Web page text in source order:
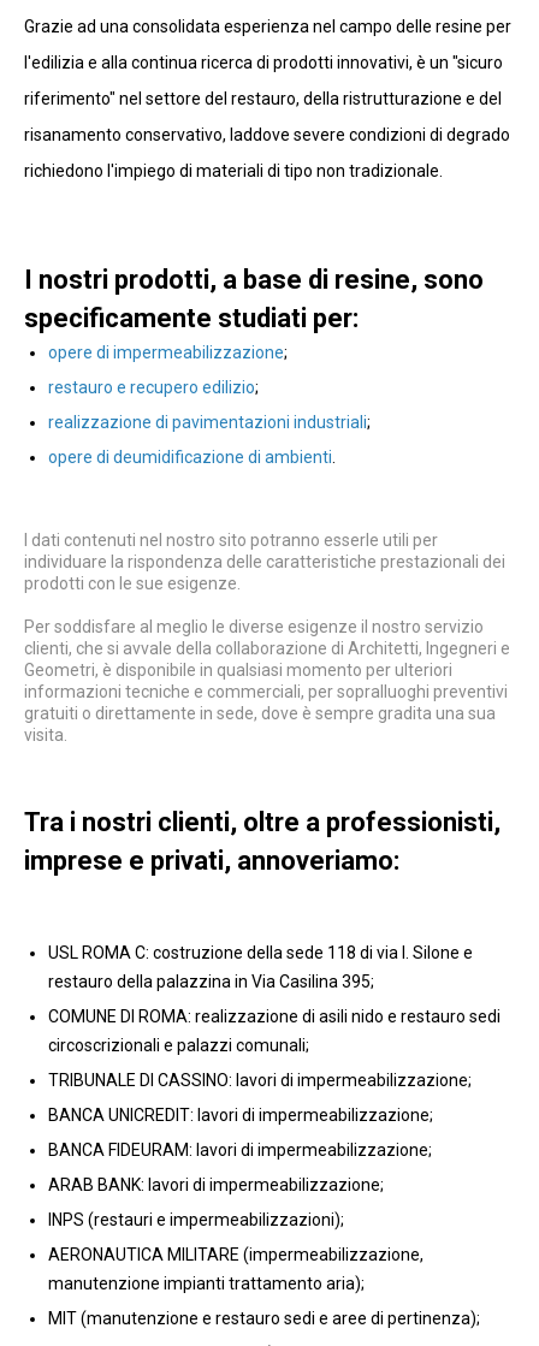
Grazie ad una consolidata esperienza nel campo delle resine per
l'edilizia e alla continua ricerca di prodotti innovativi, è un "sicuro
riferimento" nel settore del restauro, della ristrutturazione e del
risanamento conservativo, laddove severe condizioni di degrado
richiedono l'impiego di materiali di tipo non tradizionale.
I nostri prodotti, a base di resine, sono
specificamente studiati per:
opere di impermeabilizzazione;
restauro e recupero edilizio;
realizzazione di pavimentazioni industriali;
opere di deumidificazione di ambienti
I dati contenuti nel nostro sito potranno esserle utili per
individuare la rispondenza delle caratteristiche prestazionali dei
prodotti con le sue esigenze.
Per soddisfare al meglio le diverse esigenze il nostro servizio
clienti, che si avvale della collaborazione di Architetti, Ingegneri e
Geometri, è disponibile in qualsiasi momento per ulteriori
informazioni tecniche e commerciali, per sopralluoghi preventivi
gratuiti o direttamente in sede, dove è sempre gradita una sua
visita.
Tra i nostri clienti, oltre a professionisti,
imprese e privati, annoveriamo:
USL ROMA C: costruzione della sede 118 di via I. Silone e
restauro della palazzina in Via Casilina 395;
COMUNE DI ROMA: realizzazione di asili nido e restauro sedi
circoscrizionali e palazzi comunali;
TRIBUNALE DI CASSINO: lavori di impermeabilizzazione;
BANCA UNICREDIT: lavori di impermeabilizzazione;
BANCA FIDEURAM: lavori di impermeabilizzazione;
ARAB BANK: lavori di impermeabilizzazione;
INPS (restauri e impermeabilizzazioni);
AERONAUTICA MILITARE (impermeabilizzazione,
manutenzione impianti trattamento aria);
MIT (manutenzione e restauro sedi e aree di pertinenza);